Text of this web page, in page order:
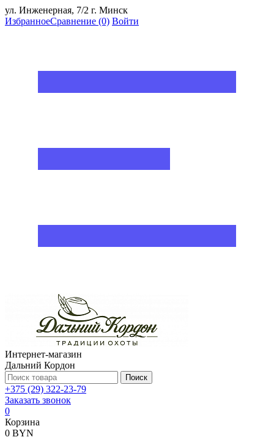
ул. Инженерная, 7/2 г. Минск
ИзбранноеСравнение (0) Войти
Интернет-магазин
Дальний Кордон
Поиск
+375 (29) 322-23-79
Заказать звонок
0
Корзина
0 BYN